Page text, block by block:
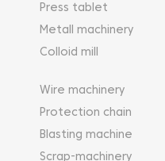
Press tablet
Metall machinery
Colloid mill
Wire machinery
Protection chain
Blasting machine
Scrap-machinery